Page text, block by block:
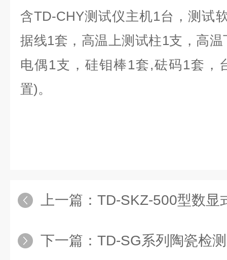
含TD-CHY测试仪主机1台，测试
据线1套，高温上测试柱1支，高
电偶1支，硅钼棒1套,砝码1套，
置)。
上一篇： TD-SKZ-500型数显
下一篇： TD-SG系列陶瓷检